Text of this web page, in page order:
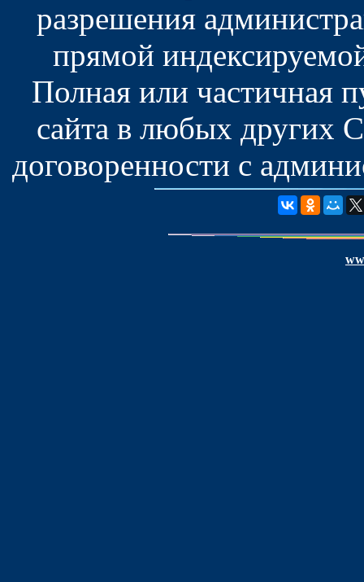
разрешения
прямой
Полная или частичная
сайта в любых других
договоренности с